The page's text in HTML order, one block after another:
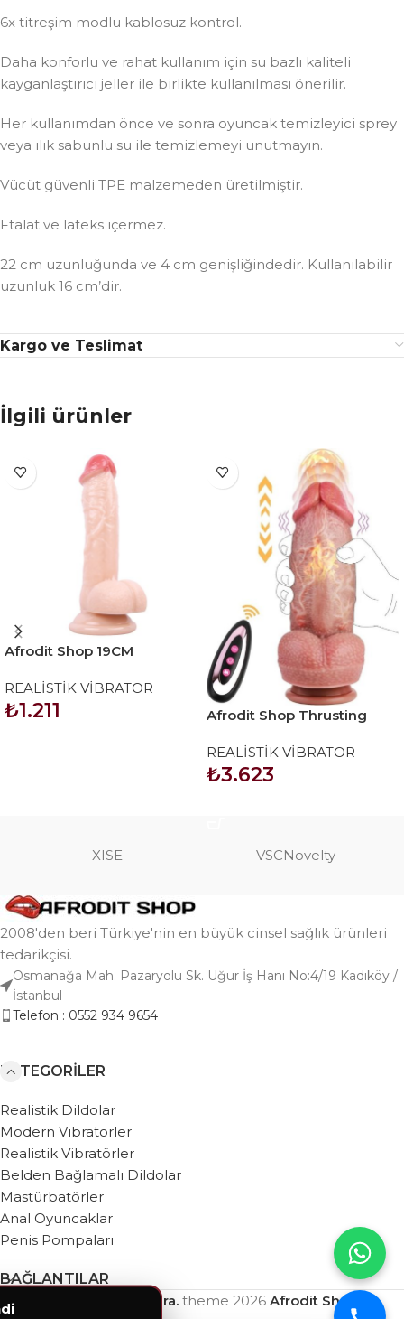
6x titreşim modlu kablosuz kontrol.
Daha konforlu ve rahat kullanım için su bazlı kaliteli
kayganlaştırıcı jeller ile birlikte kullanılması önerilir.
Her kullanımdan önce ve sonra oyuncak temizleyici sprey
veya ılık sabunlu su ile temizlemeyi unutmayın.
Vücüt güvenli TPE malzemeden üretilmiştir.
Ftalat ve lateks içermez.
22 cm uzunluğunda ve 4 cm genişliğindedir. Kullanılabilir
uzunluk 16 cm’dir.
Kargo ve Teslimat
İlgili ürünler
Afrodit Shop 19CM
Penis
REALİSTİK VİBRATOR
₺1.211
Afrodit Shop Thrusting
21 Cm
REALİSTİK VİBRATOR
₺3.623
XISE VSCNovelty
2008'den beri Türkiye'nin en büyük cinsel sağlık ürünleri
tedarikçisi.
Osmanağa Mah. Pazaryolu Sk. Uğur İş Hanı No:4/19 Kadıköy /
İstanbul
Telefon : 0552 934 9654
KATEGORILER
Realistik Dildolar
Modern Vibratörler
Realistik Vibratörler
Belden Bağlamalı Dildolar
Mastürbatörler
Anal Oyuncaklar
Penis Pompaları
BAĞLANTILAR
WebZera. theme 2026 Afrodit Shop